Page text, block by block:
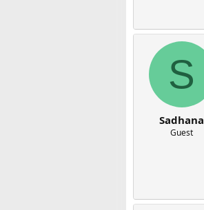
S
Sadhana
Guest